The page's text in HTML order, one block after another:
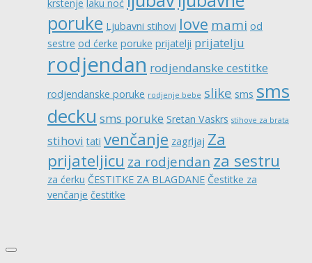
krstenje laku noć
poruke Ljubavni stihovi love mami od
sestre od ćerke poruke prijatelji prijatelju
rodjendan rodjendanske cestitke
rodjendanske poruke rodjenje bebe slike sms sms
decku sms poruke Sretan Vaskrs stihove za brata
stihovi tati venčanje zagrljaj Za
prijateljicu za rodjendan za sestru
za ćerku ČESTITKE ZA BLAGDANE Čestitke za
venčanje čestitke